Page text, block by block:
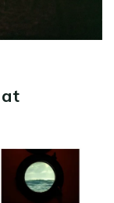
at